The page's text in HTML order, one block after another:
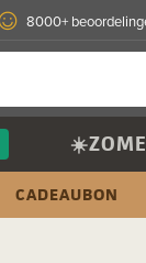
8000+
CADEAUBON